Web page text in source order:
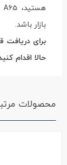
بازار باشد.
برای
حالا اقدام
محصولات